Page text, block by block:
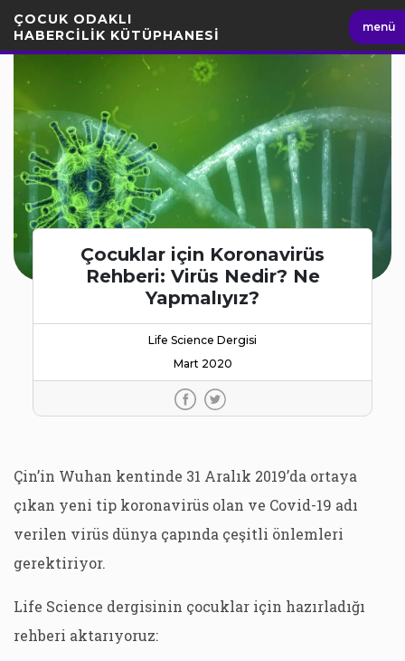
Geç
ÇOCUK ODAKLI
HABERCİLİK KÜTÜPHANESİ
menü
Çocuklar için Koronavirüs
Rehberi: Virüs Nedir? Ne
Yapmalıyız?
Life Science Dergisi
Mart 2020
Çin’in Wuhan kentinde 31 Aralık 2019’da ortaya
çıkan yeni tip koronavirüs olan ve Covid-19 adı
verilen virüs dünya çapında çeşitli önlemleri
gerektiriyor.
Life Science dergisinin çocuklar için hazırladığı
rehberi aktarıyoruz: